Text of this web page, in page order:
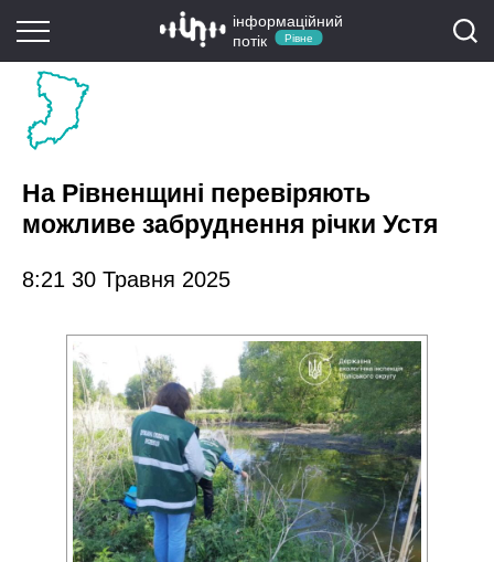
інформаційний
потік
Рівне
На Рівненщині перевіряють
можливе забруднення річки Устя
8:21 30 Травня 2025